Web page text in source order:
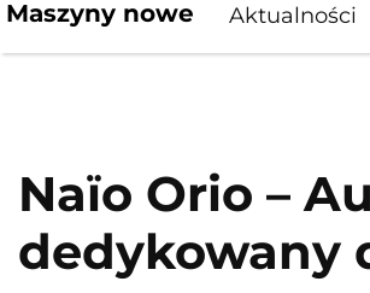
Maszyny nowe Aktualności
Naïo Orio –
dedykowany